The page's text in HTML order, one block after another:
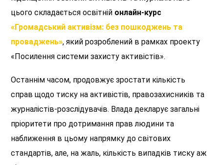
цього складається освітній онлайн-курс
«Громадський активізм: без пошкоджень та
проваджень», який розроблений в рамках проекту
«Посилення системи захисту активістів».
Останнім часом, продовжує зростати кількість
справ щодо тиску на активістів, правозахисників та
журналістів-розслідувачів. Влада декларує загальні
пріоритети про дотримання прав людини та
наближення в цьому напрямку до світових
стандартів, але, на жаль, кількість випадків тиску аж